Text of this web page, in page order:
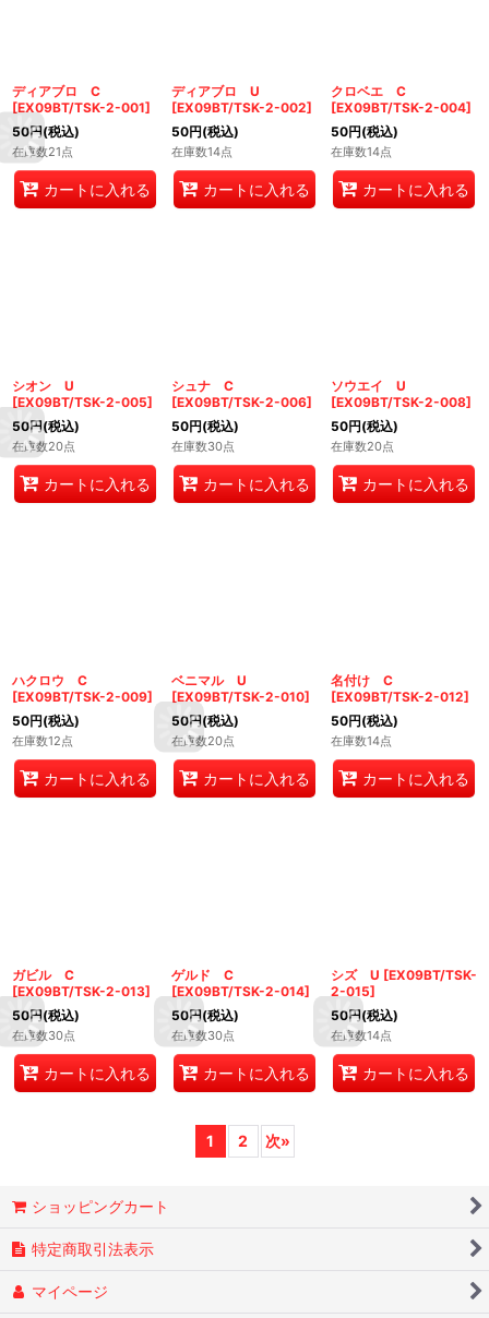
ディアブロ C
[EX09BT/TSK-2-001]
50円(税込)
在庫数21点
カートに入れる
ディアブロ U
[EX09BT/TSK-2-002]
50円(税込)
在庫数14点
カートに入れる
クロベエ C
[EX09BT/TSK-2-004]
50円(税込)
在庫数14点
カートに入れる
シオン U
[EX09BT/TSK-2-005]
50円(税込)
在庫数20点
カートに入れる
シュナ C
[EX09BT/TSK-2-006]
50円(税込)
在庫数30点
カートに入れる
ソウエイ U
[EX09BT/TSK-2-008]
50円(税込)
在庫数20点
カートに入れる
ハクロウ C
[EX09BT/TSK-2-009]
50円(税込)
在庫数12点
カートに入れる
ベニマル U
[EX09BT/TSK-2-010]
50円(税込)
在庫数20点
カートに入れる
名付け C
[EX09BT/TSK-2-012]
50円(税込)
在庫数14点
カートに入れる
ガビル C
[EX09BT/TSK-2-013]
50円(税込)
在庫数30点
カートに入れる
ゲルド C
[EX09BT/TSK-2-014]
50円(税込)
在庫数30点
カートに入れる
シズ U [EX09BT/TSK-
2-015]
50円(税込)
在庫数14点
カートに入れる
1 2 次»
ショッピングカート
特定商取引法表示
マイページ